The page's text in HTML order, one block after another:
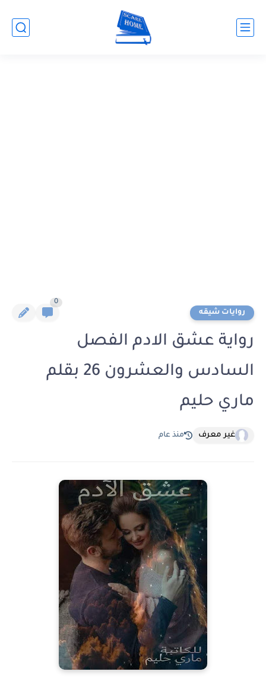
روايات شيقه
0
رواية عشق الادم الفصل
السادس والعشرون 26 بقلم
ماري حليم
غير معرف منذ عام